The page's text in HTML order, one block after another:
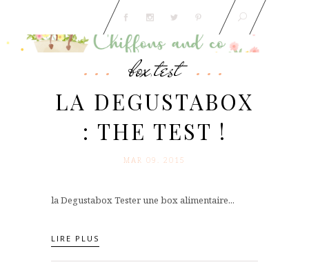
box,test
LA DEGUSTABOX
: THE TEST !
MAR 09. 2015
la Degustabox Tester une box alimentaire...
LIRE PLUS